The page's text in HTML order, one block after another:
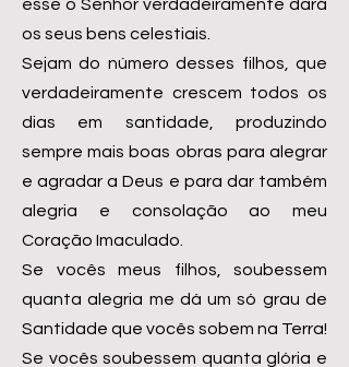
esse o Senhor verdadeiramente dará
os seus bens celestiais.
Sejam do número desses filhos, que
verdadeiramente crescem todos os
dias em santidade, produzindo
sempre mais boas obras para alegrar
e agradar a Deus e para dar também
alegria e consolação ao meu
Coração Imaculado.
Se vocês meus filhos, soubessem
quanta alegria me dá um só grau de
Santidade que vocês sobem na Terra!
Se vocês soubessem quanta glória e